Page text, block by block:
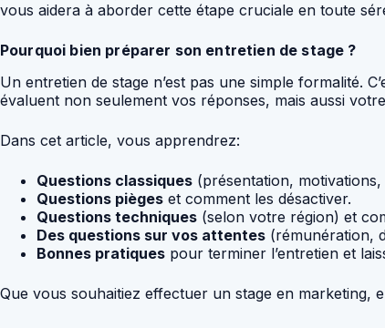
vous aidera à aborder cette étape cruciale en toute
Pourquoi bien préparer son entretien de stage ?
Un entretien de stage n’est pas une simple formalité.
évaluent non seulement vos réponses, mais aussi
Dans cet article, vous apprendrez:
Questions classiques (présentation,
Questions pièges et comment les désactiver.
Questions techniques (selon votre région) et
Des questions sur vos attentes (rémunération,
Bonnes pratiques pour terminer l’entretien et
Que vous souhaitiez effectuer un stage en marketing,